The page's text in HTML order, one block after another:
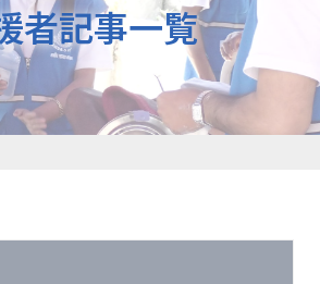
者記事一覧